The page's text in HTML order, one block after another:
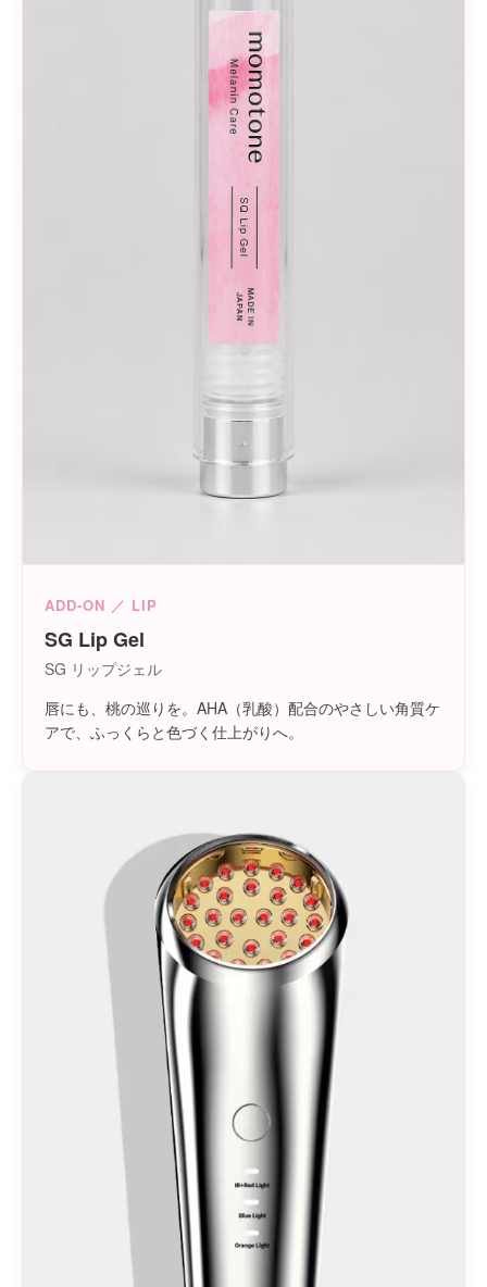
ADD-ON ／ LIP
SG Lip Gel
SG リップジェル
唇にも、桃の巡りを。AHA（乳酸）配合のやさしい角質ケ
アで、ふっくらと色づく仕上がりへ。